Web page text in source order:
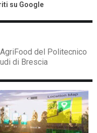
su Google
del Politecnico
di Brescia